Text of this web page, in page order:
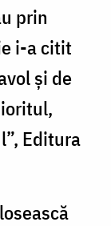
prin
i-a citit
şi de
Editura